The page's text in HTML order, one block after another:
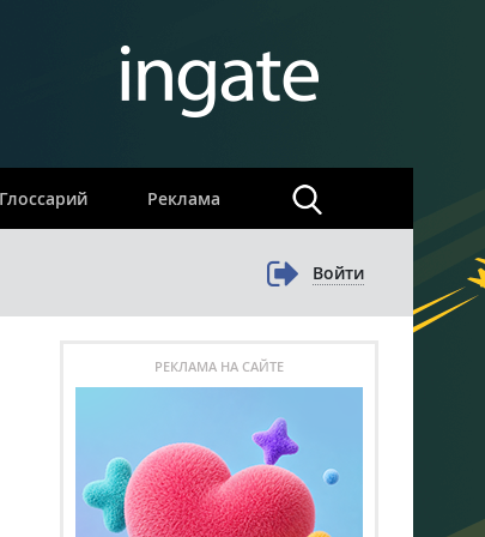
Глоссарий Реклама
Войти
РЕКЛАМА НА САЙТЕ